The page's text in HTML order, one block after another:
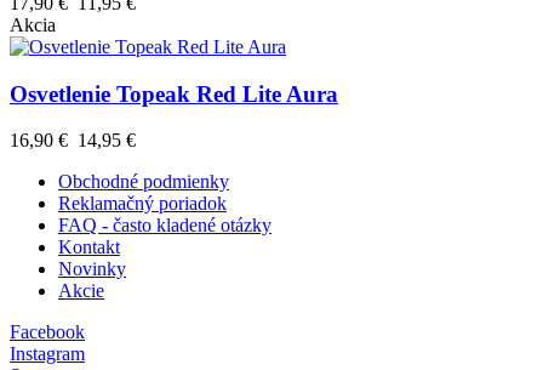
Akcia
Osvetlenie Topeak Red Lite Aura
16,90 € 14,95 €
Obchodné podmienky
Reklamačný poriadok
FAQ - často kladené otázky
Kontakt
Novinky
Akcie
Facebook
Instagram